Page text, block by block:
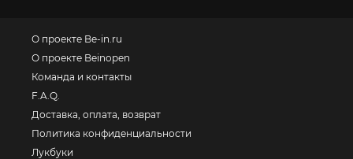
О проекте Be-in.ru
О проекте Beinopen
Команда и контакты
F.A.Q.
Доставка, оплата, возврат
Политика конфиденциальности
Лукбуки